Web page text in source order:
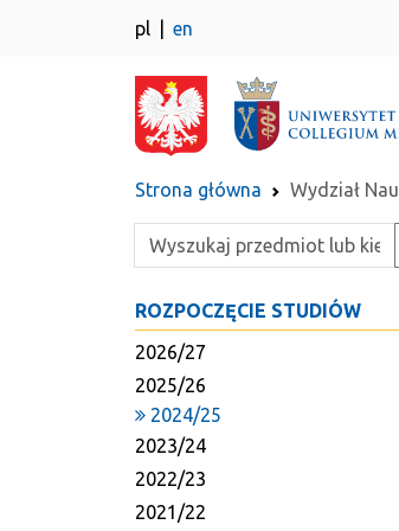
pl en
Strona główna Wydział
Wpisz szukaną frazę
ROZPOCZĘCIE STUDIÓW
2026/27
2025/26
2024/25
2023/24
2022/23
2021/22